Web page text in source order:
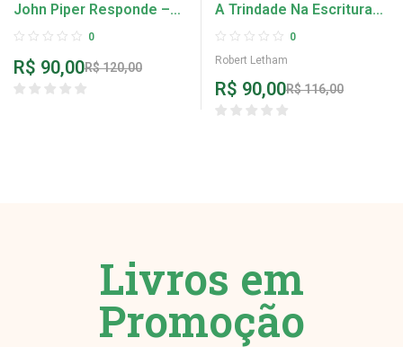
John Piper Responde –
Tony Reinke
0
R$120,00
R$ 90,00
A Trindade Na Escrituras
Historia Teologia E
Adoração – Robert
0
Robert Letham
R$116,00
R$ 90,00
Livros em
Promoção